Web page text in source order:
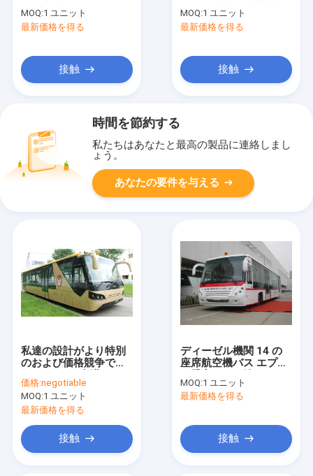
ム ボディ空港エプロン
バス
MOQ:1 ユニット
最新価格を得る
接触
MOQ:1 ユニット
最新価格を得る
接触
時間を節約する
私たちはあなたと最高の製品に連絡しまし
ょう。
あなたの要件を与える
私達の設計がより特別
のおよび価格競争です
の等量は
価格:negotiable
MOQ:1 ユニット
最新価格を得る
接触
ディーゼル機関 14 の
座席航空機バス エプロ
MOQ:1 ユニット
最新価格を得る
接触